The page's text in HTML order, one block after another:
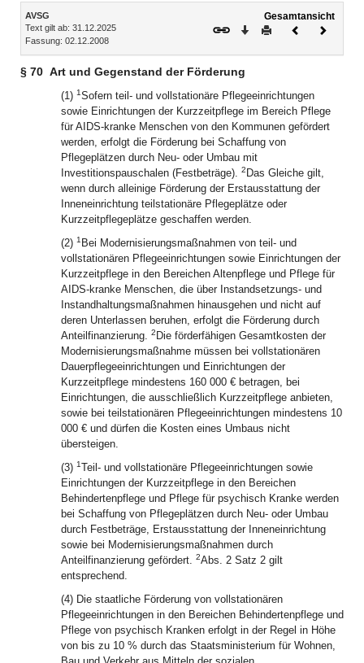
Inhalt
AVSG
Text gilt ab: 31.12.2025
Fassung: 02.12.2008
Gesamtansicht
Download
DruckenVorheriges
§ 70 Art und Gegenstand der Förderung
(1) 1Sofern teil- und vollstationäre Pflegeeinrichtungen
sowie Einrichtungen der Kurzzeitpflege im Bereich Pflege
für AIDS-kranke Menschen von den Kommunen gefördert
werden, erfolgt die Förderung bei Schaffung von
Pflegeplätzen durch Neu- oder Umbau mit
Investitionspauschalen (Festbeträge). 2 Das Gleiche gilt,
wenn durch alleinige Förderung der Erstausstattung der
Inneneinrichtung teilstationäre Pflegeplätze oder
Kurzzeitpflegeplätze geschaffen werden.
(2) 1 Bei Modernisierungsmaßnahmen von teil- und
vollstationären Pflegeeinrichtungen sowie Einrichtungen der
Kurzzeitpflege in den Bereichen Altenpflege und Pflege für
AIDS-kranke Menschen, die über Instandsetzungs- und
Instandhaltungsmaßnahmen hinausgehen und nicht auf
deren Unterlassen beruhen, erfolgt die Förderung durch
Anteilfinanzierung. 2 Die förderfähigen Gesamtkosten der
Modernisierungsmaßnahme müssen bei vollstationären
Dauerpflegeeinrichtungen und Einrichtungen der
Kurzzeitpflege mindestens 160 000 € betragen, bei
Einrichtungen, die ausschließlich Kurzzeitpflege anbieten,
sowie bei teilstationären Pflegeeinrichtungen mindestens 10
000 € und dürfen die Kosten eines Umbaus nicht
übersteigen.
(3) 1Teil- und vollstationäre Pflegeeinrichtungen sowie
Einrichtungen der Kurzzeitpflege in den Bereichen
Behindertenpflege und Pflege für psychisch Kranke werden
bei Schaffung von Pflegeplätzen durch Neu- oder Umbau
durch Festbeträge, Erstausstattung der Inneneinrichtung
sowie bei Modernisierungsmaßnahmen durch
Anteilfinanzierung gefördert. 2Abs. 2 Satz 2 gilt
entsprechend.
(4) Die staatliche Förderung von vollstationären
Pflegeeinrichtungen in den Bereichen Behindertenpflege und
Pflege von psychisch Kranken erfolgt in der Regel in Höhe
von bis zu 10 % durch das Staatsministerium für Wohnen,